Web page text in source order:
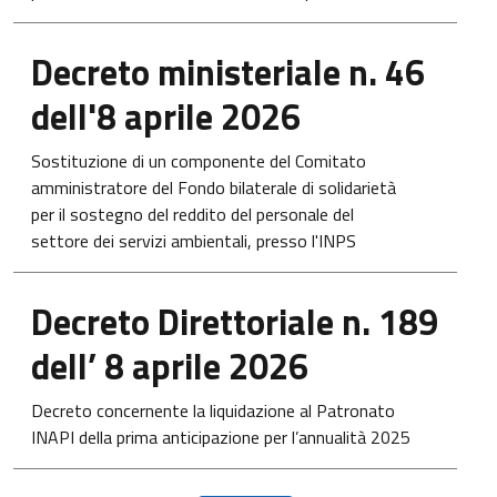
Decreto ministeriale n. 46
dell'8 aprile 2026
Sostituzione di un componente del Comitato
amministratore del Fondo bilaterale di solidarietà
per il sostegno del reddito del personale del
settore dei servizi ambientali, presso l'INPS
Decreto Direttoriale n. 189
dell’ 8 aprile 2026
Decreto concernente la liquidazione al Patronato
INAPI della prima anticipazione per l’annualità 2025